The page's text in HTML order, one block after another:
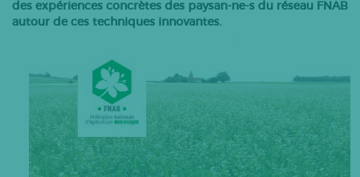
Tous les articles
des expériences concrètes des paysan-ne-s du réseau FNAB
autour de ces techniques innovantes.